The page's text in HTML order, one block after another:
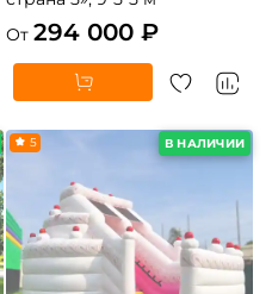
От 294 000 ₽
В НАЛИЧИИ
-5%